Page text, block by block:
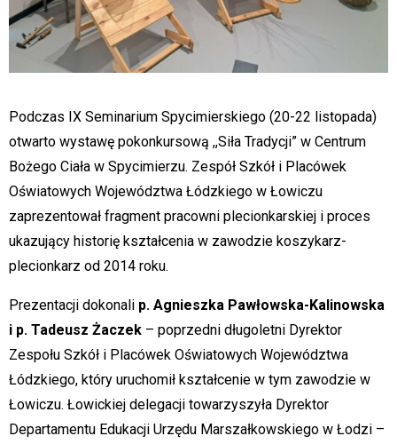
Podczas IX Seminarium Spycimierskiego (20-22 listopada)
otwarto wystawę pokonkursową ,,Siła Tradycji” w Centrum
Bożego Ciała w Spycimierzu. Zespół Szkół i Placówek
Oświatowych Województwa Łódzkiego w Łowiczu
zaprezentował fragment pracowni plecionkarskiej i proces
ukazujący historię kształcenia w zawodzie koszykarz-
plecionkarz od 2014 roku.
Prezentacji dokonali p. Agnieszka Pawłowska-Kalinowska
i p. Tadeusz Żaczek – poprzedni długoletni Dyrektor
Zespołu Szkół i Placówek Oświatowych Województwa
Łódzkiego, który uruchomił kształcenie w tym zawodzie w
Łowiczu. Łowickiej delegacji towarzyszyła Dyrektor
Departamentu Edukacji Urzędu Marszałkowskiego w Łodzi –